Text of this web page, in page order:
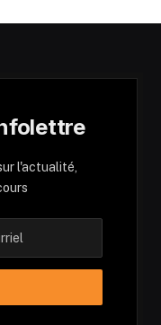
l'actualité,